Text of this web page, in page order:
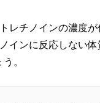
チノインの濃度が
インに反応しない体
。